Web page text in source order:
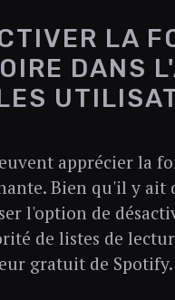
LA
DANS
apprécier la
Bien qu'il y ait
l'option de
de listes de
gratuit de Spotify.